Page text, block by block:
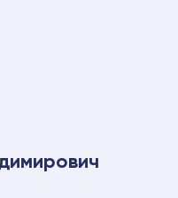
– мы